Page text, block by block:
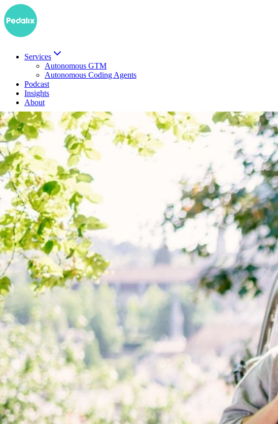
Services
Autonomous GTM
Autonomous Coding Agents
Podcast
Insights
About
ENDemo buchen